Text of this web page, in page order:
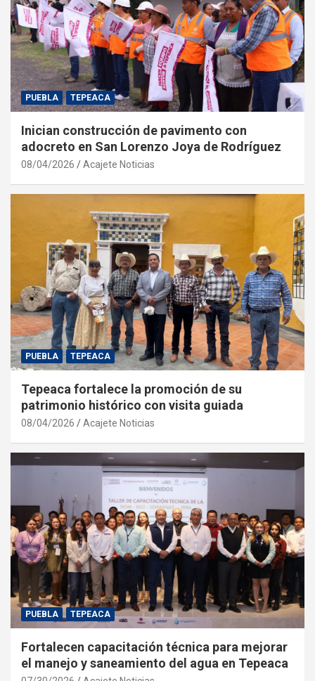
PUEBLA TEPEACA
Inician construcción de pavimento con
adocreto en San Lorenzo Joya de Rodríguez
08/04/2026 Acajete Noticias
PUEBLA TEPEACA
Tepeaca fortalece la promoción de su
patrimonio histórico con visita guiada
08/04/2026 Acajete Noticias
PUEBLA TEPEACA
Fortalecen capacitación técnica para mejorar
el manejo y saneamiento del agua en Tepeaca